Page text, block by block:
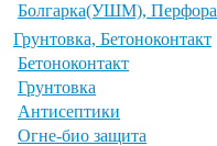
Болгарка(УШМ),
Грунтовка, Бетоноконтакт
Бетоноконтакт
Грунтовка
Антисептики
Огне-био защита